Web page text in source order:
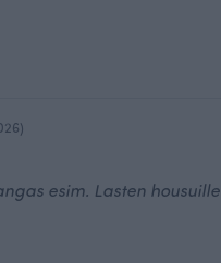
esim. Lasten housuille